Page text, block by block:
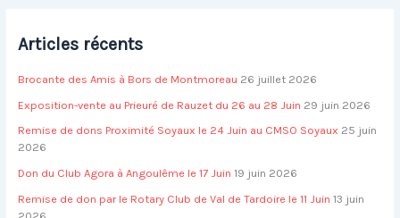
r
e
s
Articles récents
Brocante des Amis à Bors de Montmoreau 26 juillet 2026
Exposition-vente au Prieuré de Rauzet du 26 au 28 Juin 29 juin 2026
Remise de dons Proximité Soyaux le 24 Juin au CMSO Soyaux 25 juin
2026
Don du Club Agora à Angoulême le 17 Juin 19 juin 2026
Remise de don par le Rotary Club de Val de Tardoire le 11 Juin 13 juin